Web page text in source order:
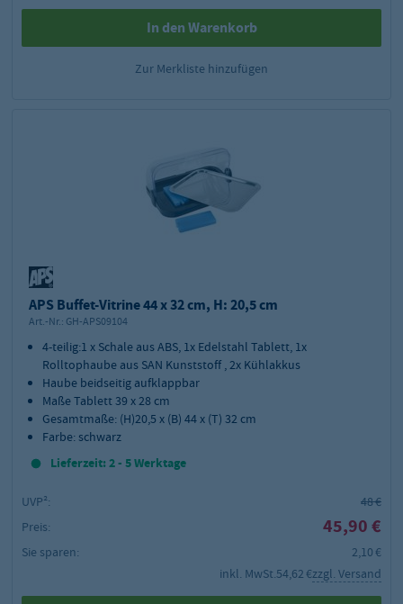
In den Warenkorb
Zur Merkliste hinzufügen
APS Buffet-Vitrine 44 x 32 cm, H: 20,5 cm
Art.-Nr.: GH-APS09104
4-teilig:1 x Schale aus ABS, 1x Edelstahl Tablett, 1x
Rolltophaube aus SAN Kunststoff , 2x Kühlakkus
Haube beidseitig aufklappbar
Maße Tablett 39 x 28 cm
Gesamtmaße: (H)20,5 x (B) 44 x (T) 32 cm
Farbe: schwarz
Lieferzeit: 2 - 5 Werktage
UVP²:
48 €
Preis:
45,90 €
Sie sparen:
2,10 €
inkl. MwSt.54,62 €zzgl. Versand